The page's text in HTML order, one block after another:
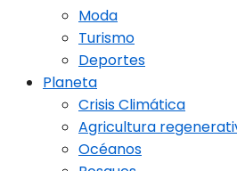
Moda
Turismo
Deportes
Planeta
Crisis Climática
Agricultura
Océanos